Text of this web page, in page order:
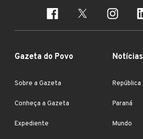
Gazeta do Povo
Sobre a Gazeta
Conheça a Gazeta
Expediente
Notícias
República
Paraná
Mundo